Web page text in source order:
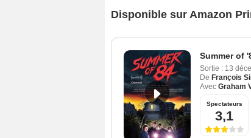
Disponible sur Amazon
Summer of
Sortie : 13
De François
Avec Graham
Spectateurs
3,1